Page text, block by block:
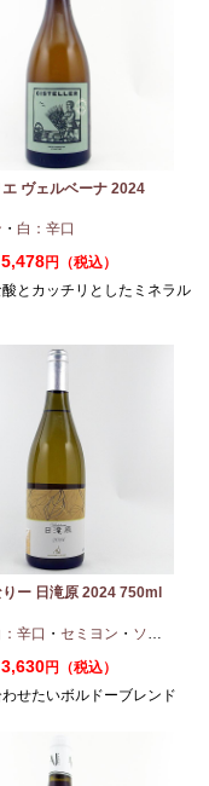
ヴェルベーナ 2024
・ 白：辛口
5,478円（税込）
とカッチリとしたミネラル
ー 日滝原 2024 750ml
：辛口 ・ セミヨン ・ ソーヴィニオンブラン
3,630円（税込）
せたいボルドーブレンド